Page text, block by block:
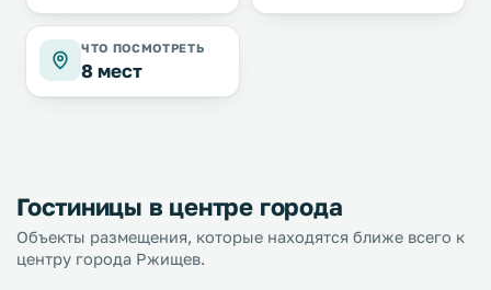
ЧТО ПОСМОТРЕТЬ
8 мест
Гостиницы в центре города
Объекты размещения, которые находятся ближе всего к
центру города Ржищев.